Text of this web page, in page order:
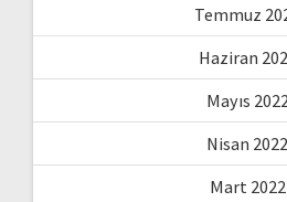
Temmuz
Haziran
Mayıs 2022
Nisan 2022
Mart 2022